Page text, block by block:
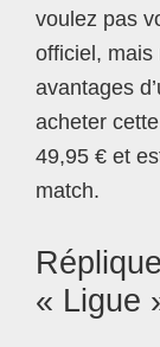
voulez pas
officiel, mais
avantages
acheter
49,95 € et
match.
« Ligue